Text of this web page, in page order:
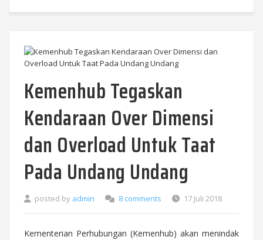
Kemenhub Tegaskan
Kendaraan Over Dimensi
dan Overload Untuk Taat
Pada Undang Undang
posted by admin 8 comments 17 Juli 2018
Kementerian Perhubungan (Kemenhub) akan menindak